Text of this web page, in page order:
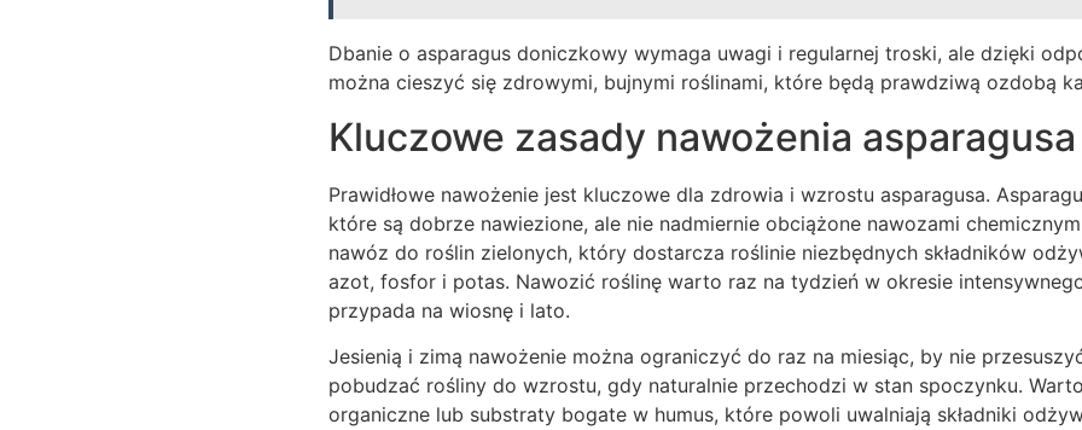
Dbanie o asparagus doniczkowy wymaga uwagi i regularnej troski, ale dzięki
można cieszyć się zdrowymi, bujnymi roślinami, które będą prawdziwą ozdobą
Kluczowe zasady nawożenia asparagusa
Prawidłowe nawożenie jest kluczowe dla zdrowia i wzrostu asparagusa.
które są dobrze nawiezione, ale nie nadmiernie obciążone nawozami
nawóz do roślin zielonych, który dostarcza roślinie niezbędnych składników
azot, fosfor i potas. Nawozić roślinę warto raz na tydzień w okresie
przypada na wiosnę i lato.
Jesienią i zimą nawożenie można ograniczyć do raz na miesiąc, by nie
pobudzać rośliny do wzrostu, gdy naturalnie przechodzi w stan spoczynku.
organiczne lub substraty bogate w humus, które powoli uwalniają składniki